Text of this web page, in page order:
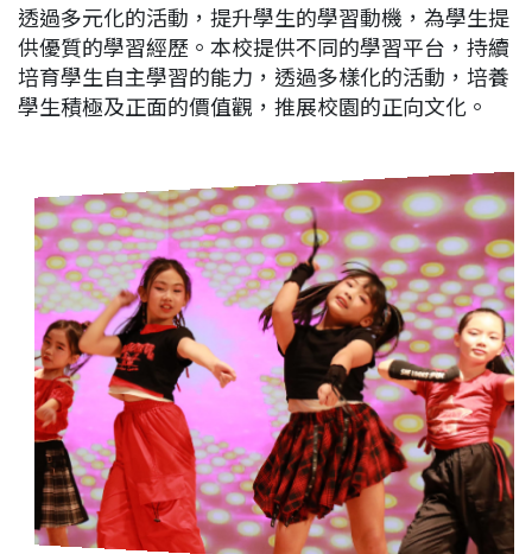
透過多元化的活動，提升學生的學習動機，為學生提
供優質的學習經歷。本校提供不同的學習平台，持續
培育學生自主學習的能力，透過多樣化的活動，培養
學生積極及正面的價值觀，推展校園的正向文化。